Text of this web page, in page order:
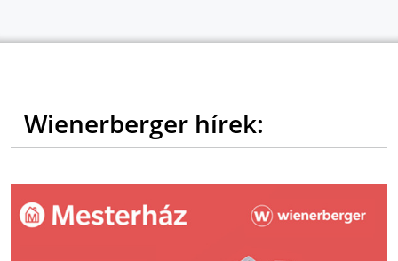
Wienerberger hírek: